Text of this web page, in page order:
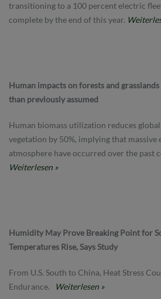
transitioning to a 100 percent electric
complete by the end of this year.
Human impacts on forests and
than previously assumed
Human biomass utilization reduces
vegetation by 50%, implying that massive
atmosphere have occurred over the past
Weiterlesen »
Humidity May Prove Breaking Point for
Temperatures Rise, Says Study
From U.S. South to China, Heat Stress
Endurance.
Weiterlesen »